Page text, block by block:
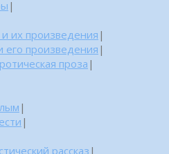
|
их произведения |
его произведения |
проза|
|
|
рассказ|